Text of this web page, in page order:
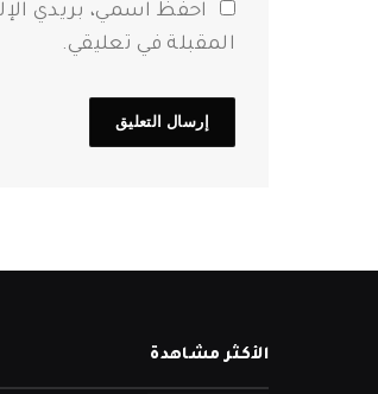
احفظ اسمي، بريدي
المقبلة في تعليقي.
الأكثر مشاهدة